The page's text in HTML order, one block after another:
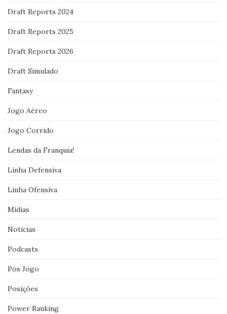
Draft Reports 2024
Draft Reports 2025
Draft Reports 2026
Draft Simulado
Fantasy
Jogo Aéreo
Jogo Corrido
Lendas da Franquia!
Linha Defensiva
Linha Ofensiva
Mídias
Noticias
Podcasts
Pós Jogo
Posições
Power Ranking